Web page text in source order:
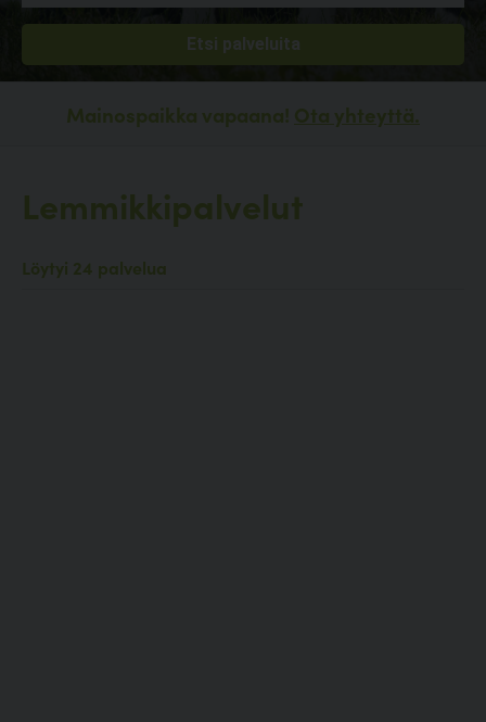
Mainospaikka vapaana! Ota yhteyttä.
Lemmikkipalvelut
Löytyi 24 palvelua